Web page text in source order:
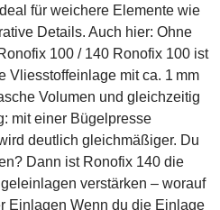
für weichere Elemente wie
Details. Auch hier: Ohne
100 / 140 Ronofix 100 ist
Vliesstoffeinlage mit ca. 1 mm
Volumen und gleichzeitig
mit einer Bügelpresse
deutlich gleichmäßiger. Du
Dann ist Ronofix 140 die
verstärken – worauf
Einlagen Wenn du die Einlage